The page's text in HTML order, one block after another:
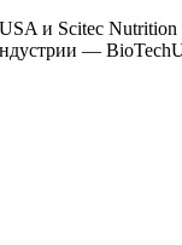
и Scitec
—